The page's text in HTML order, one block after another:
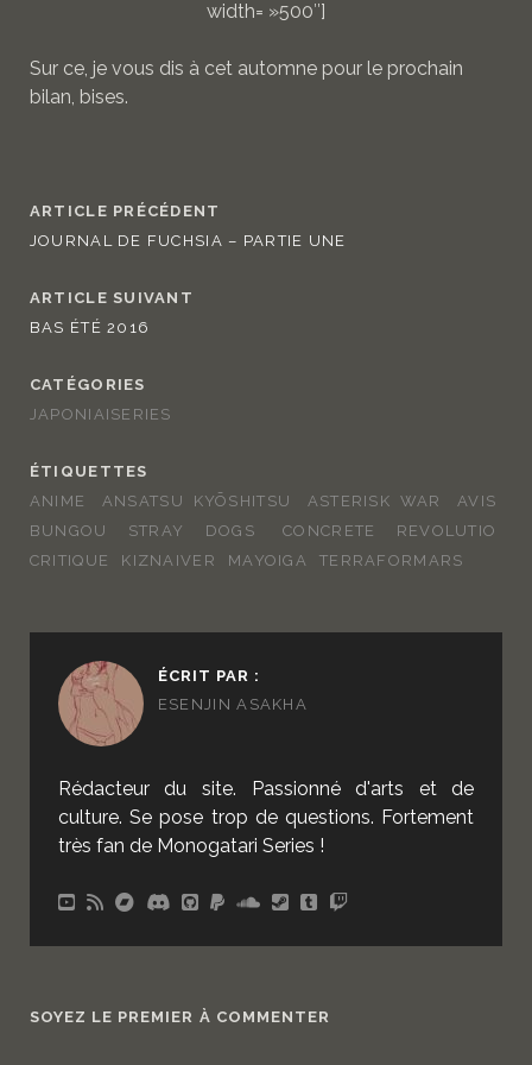
width= »500″]
Sur ce, je vous dis à cet automne pour le prochain
bilan, bises.
ARTICLE PRÉCÉDENT
JOURNAL DE FUCHSIA – PARTIE UNE
ARTICLE SUIVANT
BAS ÉTÉ 2016
CATÉGORIES
JAPONIAISERIES
ÉTIQUETTES
ANIME
ANSATSU KYŌSHITSU ASTERISK WAR
AVIS
BUNGOU STRAY DOGS
CONCRETE REVOLUTIO
CRITIQUE
KIZNAIVER MAYOIGA TERRAFORMARS
ÉCRIT PAR :
ESENJIN ASAKHA
Rédacteur du site. Passionné d'arts et de
culture. Se pose trop de questions. Fortement
très fan de Monogatari Series !
SOYEZ LE PREMIER À COMMENTER